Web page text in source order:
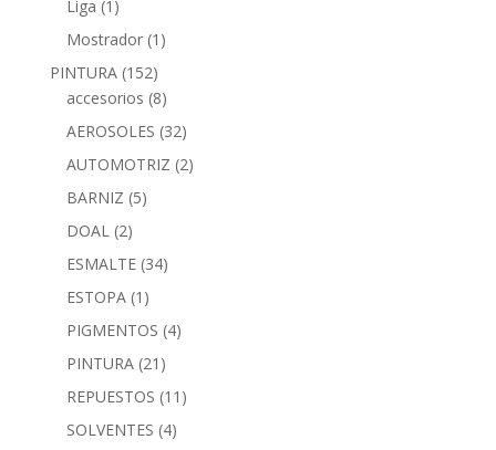
Liga (1)
Mostrador (1)
PINTURA (152)
accesorios (8)
AEROSOLES (32)
AUTOMOTRIZ (2)
BARNIZ (5)
DOAL (2)
ESMALTE (34)
ESTOPA (1)
PIGMENTOS (4)
PINTURA (21)
REPUESTOS (11)
SOLVENTES (4)